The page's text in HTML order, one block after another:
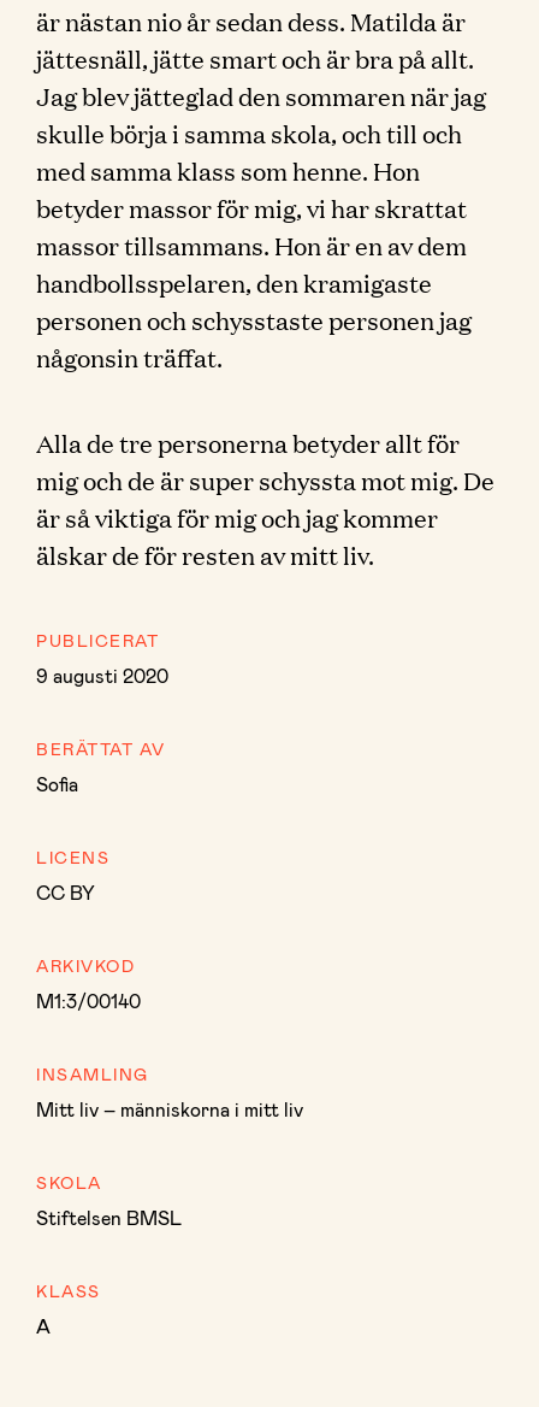
är nästan nio år sedan dess. Matilda är
jättesnäll, jätte smart och är bra på allt.
Jag blev jätteglad den sommaren när jag
skulle börja i samma skola, och till och
med samma klass som henne. Hon
betyder massor för mig, vi har skrattat
massor tillsammans. Hon är en av dem
handbollsspelaren, den kramigaste
personen och schysstaste personen jag
någonsin träffat.
Alla de tre personerna betyder allt för
mig och de är super schyssta mot mig. De
är så viktiga för mig och jag kommer
älskar de för resten av mitt liv.
PUBLICERAT
9 augusti 2020
BERÄTTAT AV
Sofia
LICENS
CC BY
ARKIVKOD
M1:3/00140
INSAMLING
Mitt liv – människorna i mitt liv
SKOLA
Stiftelsen BMSL
KLASS
A